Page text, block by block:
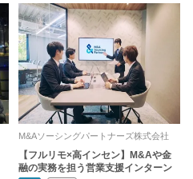
M&Aソーシングパートナーズ株式会社
【フルリモ×高インセン】M&Aや金
融の実務を担う営業支援インターン